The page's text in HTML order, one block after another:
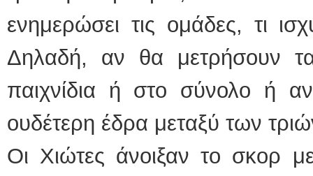
ενημερώσει τις ομάδες, τι
Δηλαδή, αν θα μετρήσουν
παιχνίδια ή στο σύνολο ή
ουδέτερη έδρα μεταξύ των
Οι Χιώτες άνοιξαν το σκορ